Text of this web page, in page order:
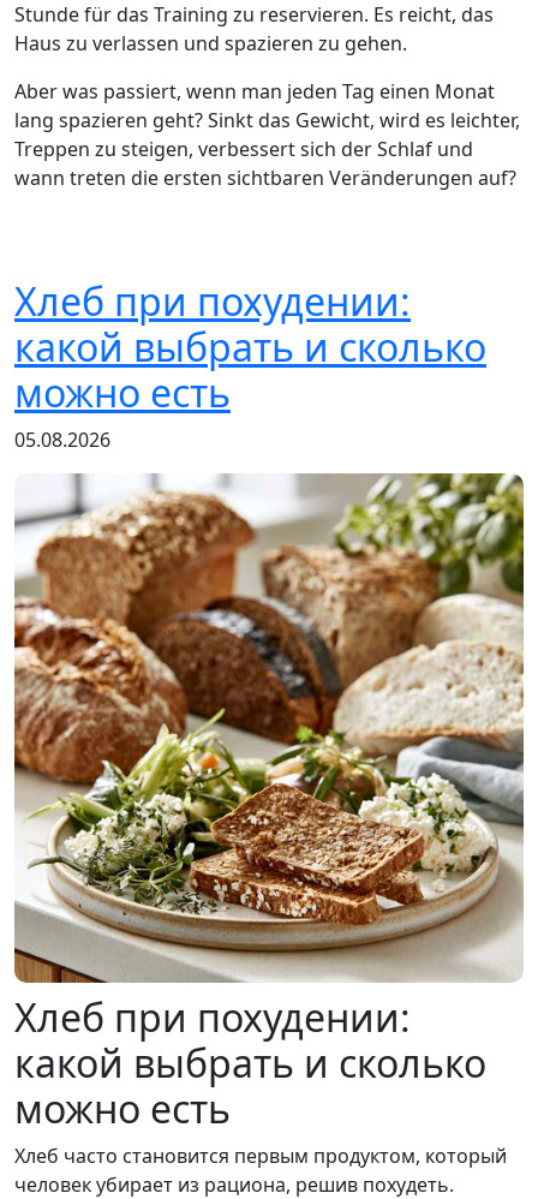
Stunde für das Training zu reservieren. Es reicht, das
Haus zu verlassen und spazieren zu gehen.
Aber was passiert, wenn man jeden Tag einen Monat
lang spazieren geht? Sinkt das Gewicht, wird es leichter,
Treppen zu steigen, verbessert sich der Schlaf und
wann treten die ersten sichtbaren Veränderungen auf?
Хлеб при похудении:
какой выбрать и сколько
можно есть
05.08.2026
Хлеб при похудении:
какой выбрать и сколько
можно есть
Хлеб часто становится первым продуктом, который
человек убирает из рациона, решив похудеть.